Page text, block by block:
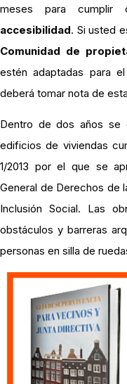
meses para
accesibilidad. Si usted
Comunidad de
estén adaptadas para
deberá tomar nota de
Dentro de dos años se
edificios de viviendas
1/2013 por el que se
General de Derechos de
Inclusión Social. Las
obstáculos y barreras
personas en silla de